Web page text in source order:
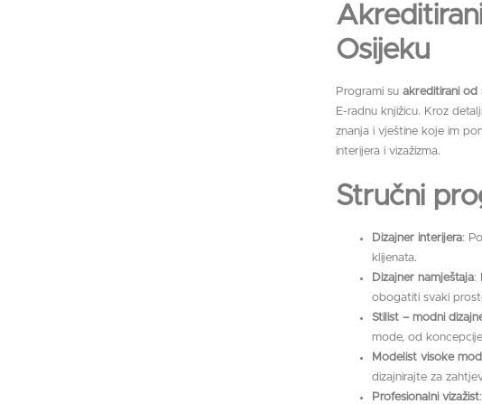
Osijeku
Programi su akreditirani od
E-radnu knjižicu. Kroz
znanja i vještine koje im
interijera i vizažizma.
Stručni
Dizajner interijera:
klijenata.
Dizajner namještaja:
obogatiti svaki
Stilist – modni
mode, od
Modelist visoke
dizajnirajte za
Profesionalni vizažist